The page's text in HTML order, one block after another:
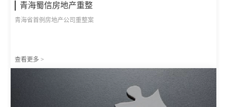
青海蜀信房地产重整
青海省首例房地产公司重整案
查看更多 >